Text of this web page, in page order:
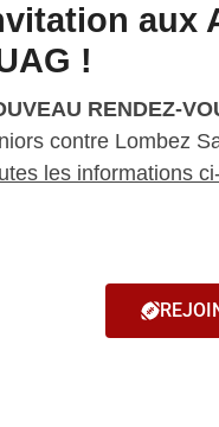
aux
!
RENDEZ-
contre Lombez
les informations